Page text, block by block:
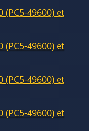
(PC5-49600) et
(PC5-49600) et
(PC5-49600) et
(PC5-49600) et